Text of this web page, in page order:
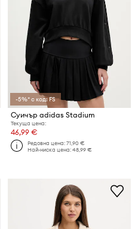
-5%* с код: FS
Суичър adidas Stadium
Текуща цена:
46,99 €
Редовна цена:71,90 €
Най-ниска цена:48,99 €